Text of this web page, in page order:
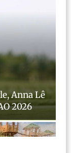
Anna Lê
2026